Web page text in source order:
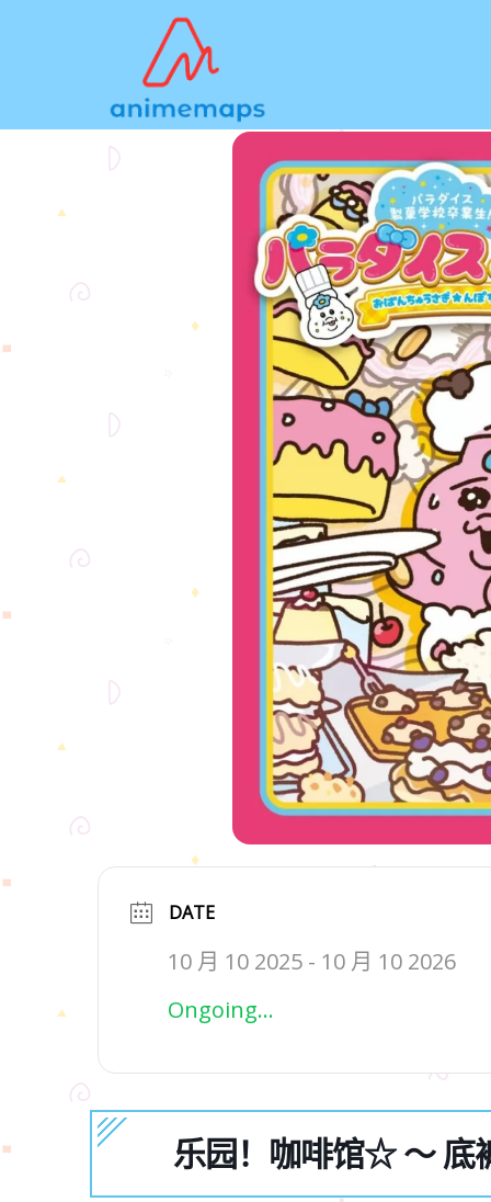
DATE
10 月 10 2025 - 10 月 10 2026
Ongoing...
乐园！咖啡馆☆ ～ 底